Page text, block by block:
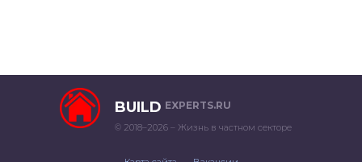
BUILD EXPERTS.RU
© 2018–2026 – Жизнь в частном секторе